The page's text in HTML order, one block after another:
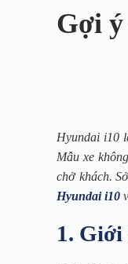
Gợi
Hyundai i10
Mẫu xe
chở khách.
Hyundai i10
1.